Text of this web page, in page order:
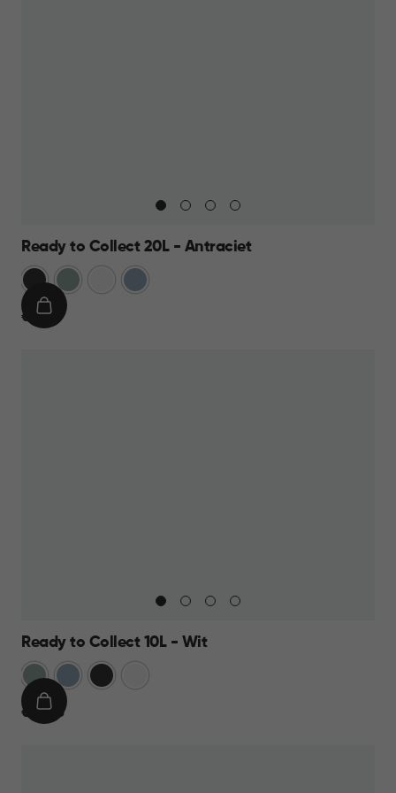
Ready to Collect 20L - Antraciet
Donkergrijs
Groen Blauw
€
€ 19,95
IN
Ready to Collect 10L - Wit
GroenBlauwDonkergrijs
€
€ 14,95
IN